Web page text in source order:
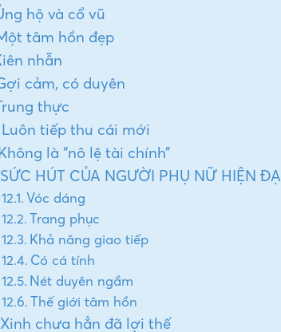
hộ và cổ vũ
tâm hồn đẹp
nhẫn
cảm, có duyên
thực
Luôn tiếp thu cái mới
Không là “nô lệ tài chính”
SỨC HÚT CỦA NGƯỜI PHỤ NỮ HIỆN ĐẠI
Vóc dáng
Trang phục
Khả năng giao tiếp
Có cá tính
Nét duyên ngầm
Thế giới tâm hồn
Xinh chưa hẳn đã lợi thế